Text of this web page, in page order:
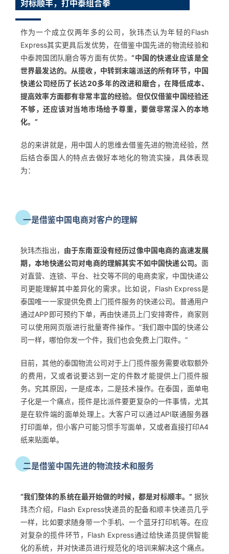
对标顺丰，打中泰组合拳
作为一个成立仅两年多的公司，狄玮杰认为年轻的Flash
Express其实更具后发优势，在借鉴中国先进的物流经验和
中泰跨国团队磨合等方面有优势。“中国的快递业应该是全
世界最发达的。从揽收，中转到末端派送的所有环节，中国
快递公司经历了长达20多年的改进和磨合，在降低成本、
提高效率方面都有非常丰富的经验。但仅仅借鉴中国经验还
不够，还应该对当地市场给予尊重，要做非常深入的本地
化。”
总的来讲就是，用中国人的思维去借鉴先进的物流经验，然
后结合泰国人的特点去做好本地化的物流实操，具体表现
为：
一是借鉴中国电商对客户的理解
狄玮杰指出， 由于东南亚没有经历过像中国电商的高速发展
期，本地快递公司对电商的理解其实不如中国快递公司。 面
对直营、连锁、平台、社交等不同的电商卖家，中国快递公
司更能理解其中差异化的需求。比如说，Flash Express是
泰国唯一一家提供免费上门揽件服务的快递公司。普通用户
通过APP即可预约下单，再由快递员上门安排寄件，商家则
可以使用网页版进行批量寄件操作。“我们跟中国的快递公
司一样，哪怕你发一个件，我们也会免费上门取件。”
目前，其他的泰国物流公司对于上门揽件服务需要收取额外
的费用，又或者说要达到一定的件数才能提供上门揽件服
务。究其原因，一是成本，二是技术操作。在泰国，面单电
子化是一个痛点，揽件是比派件要更复杂的一件事情，尤其
是在软件端的面单处理上。大客户可以通过API联通服务器
打印面单，但小客户可能习惯手写面单，又或者直接打印A4
纸来贴面单。
二是借鉴中国先进的物流技术和服务
“我们整体的系统在最开始做的时候，都是对标顺丰。” 据狄
玮杰介绍，Flash Express快递员的配备和顺丰快递员几乎
一样，比如要求随身带一个手机、一个蓝牙打印机等。在应
对复杂的揽件环节，Flash Express通过给快递员提供智能
化的系统，并对快递员进行规范化的培训来解决这个痛点。